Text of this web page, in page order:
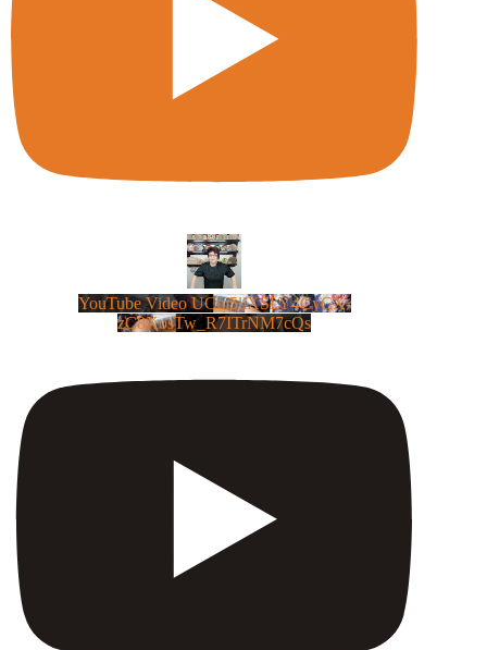
YouTube Video UCm5llXSLY4CyCX-
zC8XosTw_R7ITrNM7cQs